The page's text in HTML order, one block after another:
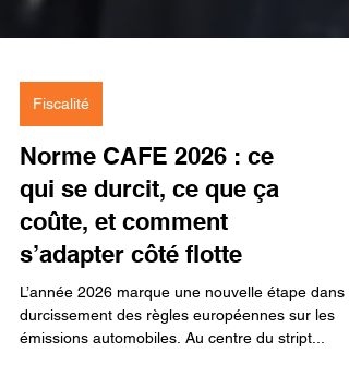
Fiscalité
Norme CAFE 2026 : ce
qui se durcit, ce que ça
coûte, et comment
s’adapter côté flotte